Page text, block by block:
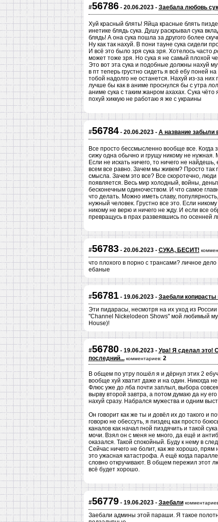
#56786- 20.06.2023 - Заебала любовь
Хуй красный блять! Яйца красные блять
инетике блядь сука. Душу раскрывал сука
блядь! А она сука пошла за другого более
Ну как так нахуй. В пони тауне сука сидели
И всё это было зря сука зря. Хотелось часто
может тоже зря. Но сука я не самый плохой
Это вот эта сука и подобные должны нахуй
в пт теперь грустно сидеть я всё ебу поней
тобой надолго не останется. Нахуй из-за них
лучше бы как в аниме проснулся бы с утра
аниме сука с таким жанром ахахах. Сука
похуй хиккую не работаю я же с украины
#56784- 20.06.2023 - А название забыли
Все просто бессмысленно вообще все. Когда
сижу одна обычно и грущу никому не
Если не искать ничего, то ничего не
всем все равно. Зачем мы живем? Просто так
смысла. Зачем это все? Все скоротечно,
появляется. Весь мир холодный, войны,
бесконечным одиночеством. И что самое
что делать. Можно иметь славу,
нужный человек. Грустно все это. Если
никому не верю и ничего не жду. И если все
превращусь в прах развеявшись по осенней
#56783- 20.06.2023 - СУКА, БЕСИТ!
что плохого в порно с трансами? личное
ебаные
#56781- 19.06.2023 - Заебали копирасты
Эти пидарасы, несмотря на их уход из
"Channel Nickelodeon Shows" мой любимый
House)!
#56780- 19.06.2023 - Ура! Я сделал это!
последний... комментариев: 2
В общем по утру пошёл я и дёрнул этих 2
вообще хуй хватит даже и на один. Никогда
Флюс уже до лба почти заплыл, выбора
вырву второй завтра, а потом думаю да ну
нахуй сразу. Набрался мужества и одним
Он говорит как же ты и довёл их до такого и
говорю не обессуть, я пиздец как просто
каналов как начал гной пиздячить и такой
мочи. Взял он с меня не много, да ещё и
оказался. Такой спокойный. Буду к нему в
Сейчас ничего не болит, как же хорошо,
это ужасная катастрофа. А ещё когда
словно откручивают. В общем пережил этот
всё будет хорошо.
#56779- 19.06.2023 - Заебали
Заебали админы этой параши. Я такое